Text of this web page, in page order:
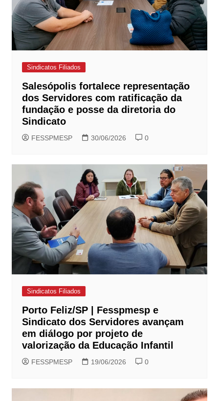
Sindicatos Filiados
Salesópolis fortalece representação
dos Servidores com ratificação da
fundação e posse da diretoria do
Sindicato
FESSPMESP 30/06/2026 0
Sindicatos Filiados
Porto Feliz/SP | Fesspmesp e
Sindicato dos Servidores avançam
em diálogo por projeto de
valorização da Educação Infantil
FESSPMESP 19/06/2026 0